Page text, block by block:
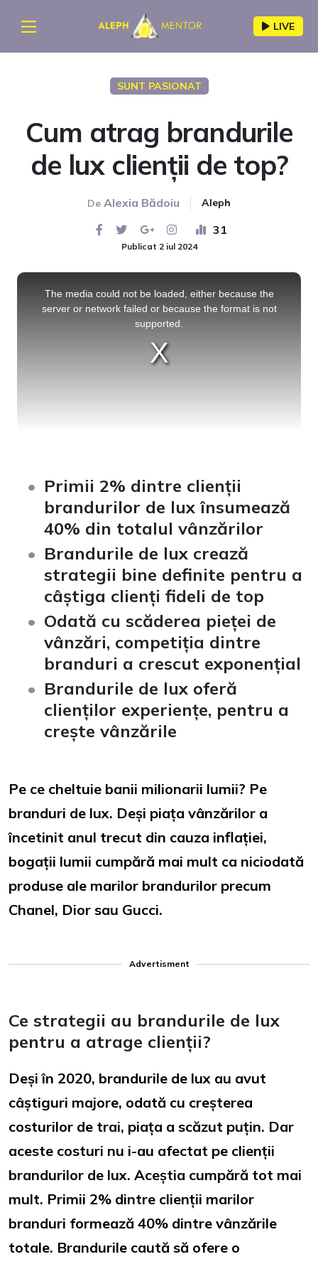
LIVE
SUNT PASIONAT
Cum atrag brandurile
de lux clienții de top?
De Alexia Bădoiu Aleph
31
Publicat 2 iul 2024
This
The media could not be loaded, either because the
server or network failed or because the format is not
supported.
Primii 2% dintre clienții
brandurilor de lux însumează
40% din totalul vânzărilor
Brandurile de lux crează
strategii bine definite pentru a
câștiga clienți fideli de top
Odată cu scăderea pieței de
vânzări, competiția dintre
branduri a crescut exponențial
Brandurile de lux oferă
clienților experiențe, pentru a
crește vânzările
Pe ce cheltuie banii milionarii lumii? Pe
branduri de lux. Deși piața vânzărilor a
încetinit anul trecut din cauza inflației,
bogații lumii cumpără mai mult ca niciodată
produse ale marilor brandurilor precum
Chanel, Dior sau Gucci.
Advertisment
Ce strategii au brandurile de lux
pentru a atrage clienții?
Deși în 2020, brandurile de lux au avut
câștiguri majore, odată cu creșterea
costurilor de trai, piața a scăzut puțin. Dar
aceste costuri nu i-au afectat pe clienții
brandurilor de lux. Aceștia cumpără tot mai
mult. Primii 2% dintre clienții marilor
branduri formează 40% dintre vânzările
totale. Brandurile caută să ofere o